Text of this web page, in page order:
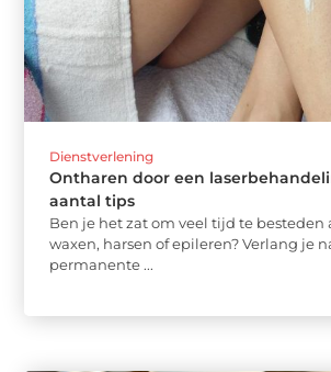
Dienstverlening
Ontharen door een
aantal tips
Ben je het zat om veel tijd te besteden
waxen, harsen of epileren? Verlang je
permanente ...